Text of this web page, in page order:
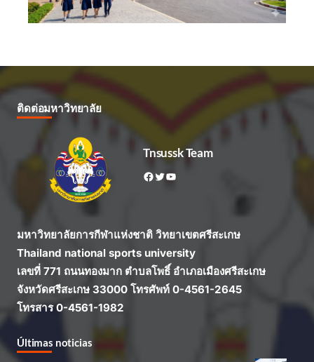
ติดต่อมหาวิทยาลัย
Tnsussk Team
Facebook Twitter YouTube
มหาวิทยาลัยการกีฬาแห่งชาติ วิทยาเขตศรีสะเกษ
Thailand national sports university
เลขที่ 771 ถนนทองมาก ตำบลโพธิ์ อำเภอเมืองศรีสะเกษ
จังหวัดศรีสะเกษ 33000 โทรศัพท์ 0-4561-2645
โทรสาร 0-4561-1982
Últimas noticias